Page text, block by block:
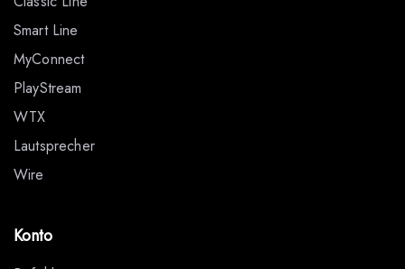
Smart Line
MyConnect
PlayStream
WTX
Lautsprecher
Wire
Konto